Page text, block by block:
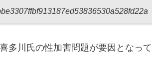
多川氏の性加害問題が要因となって